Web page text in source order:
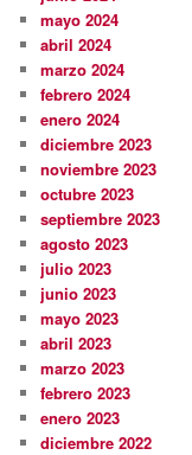
mayo 2024
abril 2024
marzo 2024
febrero 2024
enero 2024
diciembre 2023
noviembre 2023
octubre 2023
septiembre 2023
agosto 2023
julio 2023
junio 2023
mayo 2023
abril 2023
marzo 2023
febrero 2023
enero 2023
diciembre 2022